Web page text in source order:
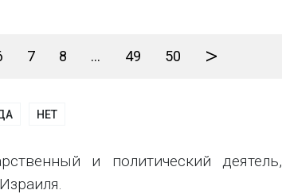
7 8 ... 49 50 >
НЕТ
и политический деятель,